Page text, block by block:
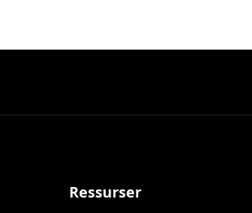
Ressurser